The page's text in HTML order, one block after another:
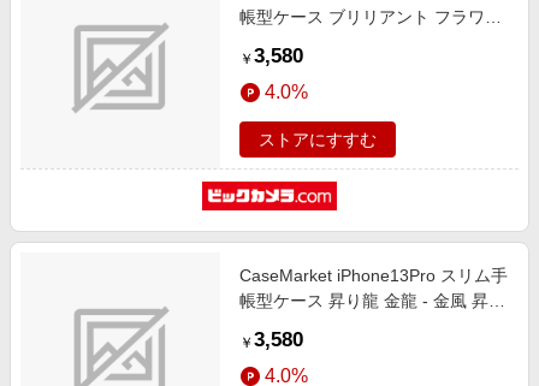
帳型ケース ブリリアント フラワー
iPhone13Pro-BCM2S2211-78
￥ 3,580
4.0%
ストアにすすむ
CaseMarket iPhone13Pro スリム手
帳型ケース 昇り龍 金龍 - 金風 昇龍
￥ 3,580
4.0%